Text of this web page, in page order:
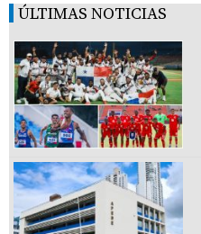
ÚLTIMAS NOTICIAS